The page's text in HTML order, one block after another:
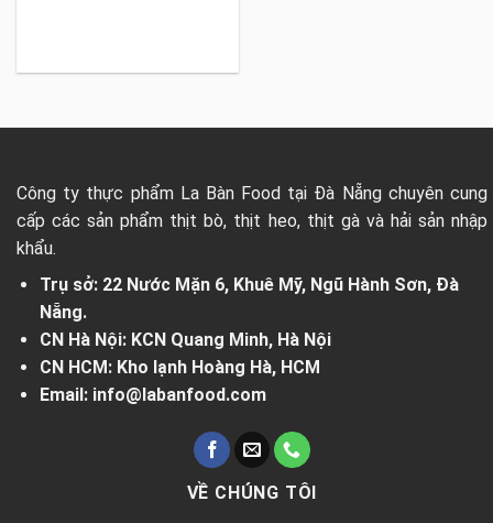
Công ty thực phẩm La Bàn Food tại Đà Nẵng chuyên cung
cấp các sản phẩm thịt bò, thịt heo, thịt gà và hải sản nhập
khẩu.
Trụ sở: 22 Nước Mặn 6, Khuê Mỹ, Ngũ Hành Sơn, Đà
Nẵng.
CN Hà Nội: KCN Quang Minh, Hà Nội
CN HCM: Kho lạnh Hoàng Hà, HCM
Email: info@labanfood.com
VỀ CHÚNG TÔI